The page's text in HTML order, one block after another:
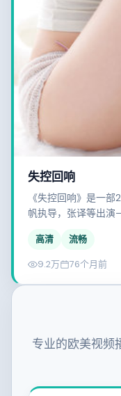
失控回响
《失控回响》是一
帆执导，张译等出
高清 流畅
9.2万 76个月前
专业的欧美视频